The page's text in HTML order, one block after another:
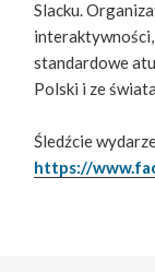
Slacku.
standardowe
Polski i ze
Śledźcie
https://